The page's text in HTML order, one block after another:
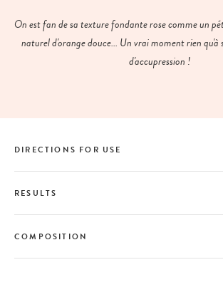
On est fan de sa texture fondante rose comme un
naturel d'orange douce... Un vrai moment rien qu'à
d'accupression !
DIRECTIONS FOR USE
RESULTS
COMPOSITION